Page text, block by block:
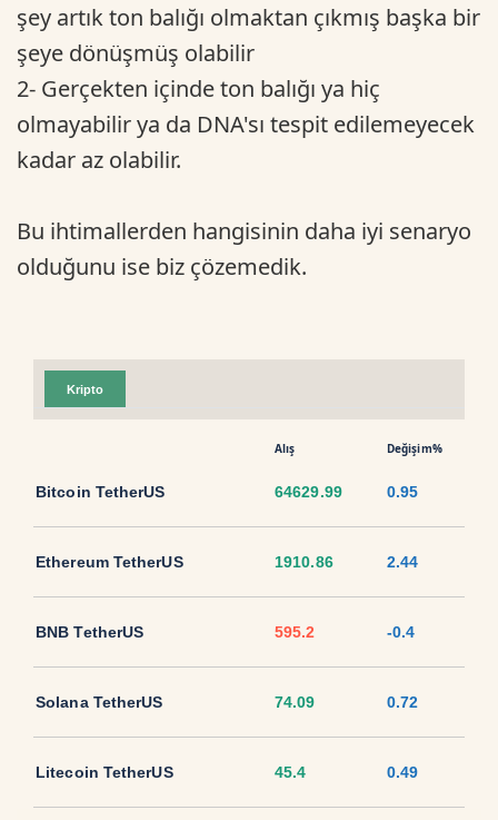
şey artık ton balığı olmaktan çıkmış başka bir
şeye dönüşmüş olabilir
2- Gerçekten içinde ton balığı ya hiç
olmayabilir ya da DNA'sı tespit edilemeyecek
kadar az olabilir.
Bu ihtimallerden hangisinin daha iyi senaryo
olduğunu ise biz çözemedik.
Kripto
Alış Değişim%
Bitcoin TetherUS 64629.99 0.95
Ethereum TetherUS 1910.86 2.44
BNB TetherUS 595.2 -0.4
Solana TetherUS 74.09 0.72
Litecoin TetherUS 45.4 0.49